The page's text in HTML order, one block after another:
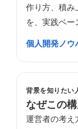
作り方、積み
を、実践ベー
個人開発ノウ
背景を知りたい
なぜこの
運営者の考え